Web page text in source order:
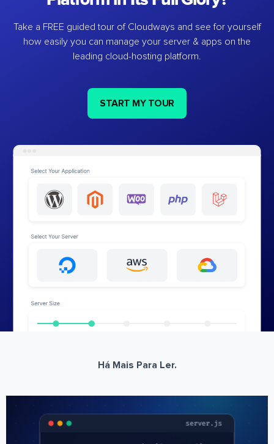
Take a FREE guided tour of Cloudways and see for yourself
how easily you can manage your server & apps on the
leading cloud-hosting platform.
START MY TOUR
Há Mais Para Ler.